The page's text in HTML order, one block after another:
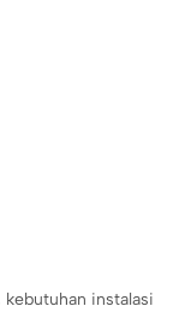
kebutuhan instalasi